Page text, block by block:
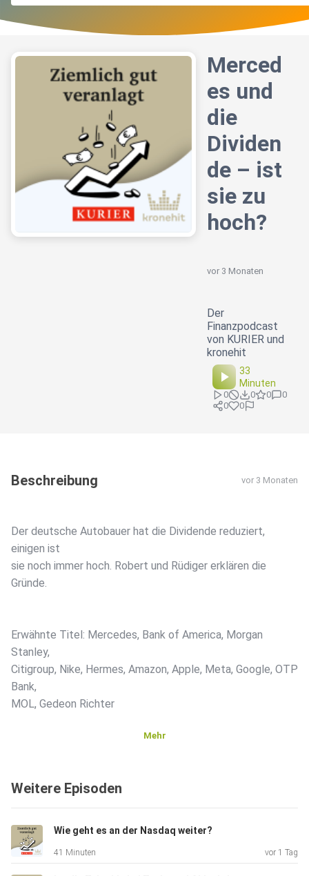
Merced
es und
die
Dividen
de – ist
sie zu
hoch?
vor 3 Monaten
Der
Finanzpodcast
von KURIER und
kronehit
33
Minuten
0 0 0
0
0
0
Beschreibung vor 3 Monaten
Der deutsche Autobauer hat die Dividende reduziert,
einigen ist
sie noch immer hoch. Robert und Rüdiger erklären die
Gründe.
Erwähnte Titel: Mercedes, Bank of America, Morgan
Stanley,
Citigroup, Nike, Hermes, Amazon, Apple, Meta, Google, OTP
Bank,
MOL, Gedeon Richter
der Raiffeisen Kapitalanlage GmbH. Über Geld zu reden ist
fördern.
Es hilft, Missverständnisse und Konflikte zu vermeiden und
gemeinsame finanzielle Ziele zu setzen. Offene Gespräche
Mehr
Weitere Episoden
Wie geht es an der Nasdaq weiter?
41 Minuten vor 1 Tag